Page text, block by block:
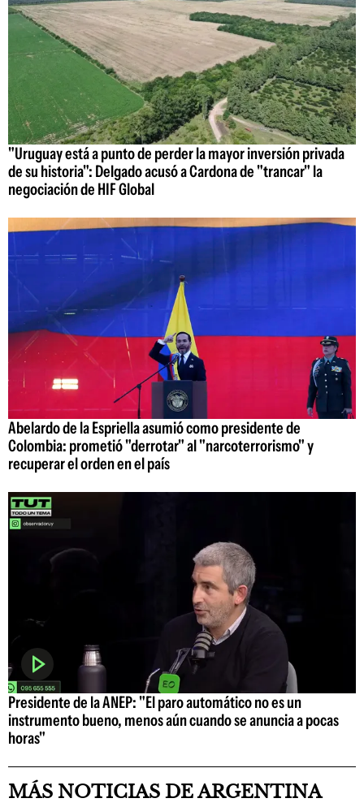
"Uruguay está a punto de perder la mayor inversión privada
de su historia": Delgado acusó a Cardona de "trancar" la
negociación de HIF Global
Abelardo de la Espriella asumió como presidente de
Colombia: prometió "derrotar" al "narcoterrorismo" y
recuperar el orden en el país
Presidente de la ANEP: "El paro automático no es un
instrumento bueno, menos aún cuando se anuncia a pocas
horas"
MÁS NOTICIAS DE ARGENTINA